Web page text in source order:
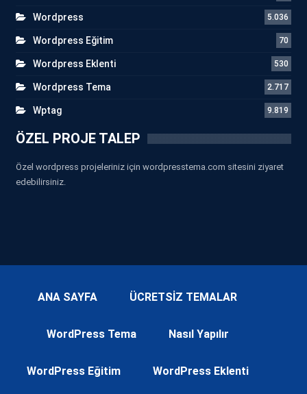
Wordpress 5.036
Wordpress Eğitim 70
Wordpress Eklenti 530
Wordpress Tema 2.717
Wptag 9.819
ÖZEL PROJE TALEP
Özel wordpress projeleriniz için wordpresstema.com sitesini ziyaret
edebilirsiniz.
ANA SAYFA ÜCRETSİZ TEMALAR
WordPress Tema Nasıl Yapılır
WordPress Eğitim WordPress Eklenti